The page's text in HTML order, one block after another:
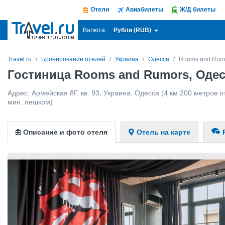
Отели Авиабилеты Ж/Д билеты
Валюта: Рубли (RUB)
Travel.ru Бронирование отелей Украина Одесса Rooms and
Гостиница Rooms and Rumors,
Адрес: Армейская 8Г, кв. 93 Украина Одесса (4 км 200 метров
мин. пешком)
Описание и фото отеля Отель на карте